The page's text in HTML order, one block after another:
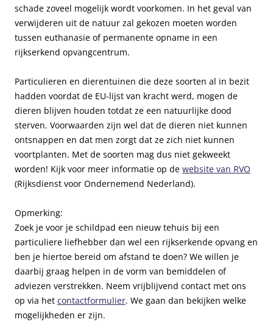
schade zoveel mogelijk wordt voorkomen. In het geval van
verwijderen uit de natuur zal gekozen moeten worden
tussen euthanasie of permanente opname in een
rijkserkend opvangcentrum.
Particulieren en dierentuinen die deze soorten al in bezit
hadden voordat de EU-lijst van kracht werd, mogen de
dieren blijven houden totdat ze een natuurlijke dood
sterven. Voorwaarden zijn wel dat de dieren niet kunnen
ontsnappen en dat men zorgt dat ze zich niet kunnen
voortplanten. Met de soorten mag dus niet gekweekt
worden! Kijk voor meer informatie op de website van RVO
(Rijksdienst voor Ondernemend Nederland).
Opmerking:
Zoek je voor je schildpad een nieuw tehuis bij een
particuliere liefhebber dan wel een rijkserkende opvang en
ben je hiertoe bereid om afstand te doen? We willen je
daarbij graag helpen in de vorm van bemiddelen of
adviezen verstrekken. Neem vrijblijvend contact met ons
op via het contactformulier. We gaan dan bekijken welke
mogelijkheden er zijn.